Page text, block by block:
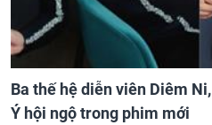
Ba thế hệ diễn viên Diêm
Ý hội ngộ trong phim mới